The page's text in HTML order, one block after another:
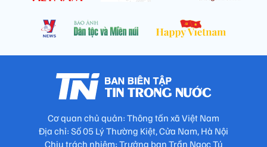
Cơ quan chủ quản: Thông tấn xã Việt Nam
Địa chỉ: Số 05 Lý Thường Kiệt, Cửa Nam, Hà Nội
Chịu trách nhiệm: Trưởng ban Trần Ngọc Tú